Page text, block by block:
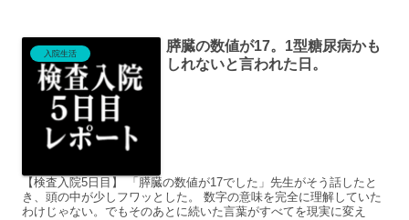
入院生活
膵臓の数値が17。1型糖尿病かも
しれないと言われた日。
【検査入院5日目】 「膵臓の数値が17でした」先生がそう話したと
き、頭の中が少しフワッとした。 数字の意味を完全に理解していた
わけじゃない。でもそのあとに続いた言葉がすべてを現実に変え